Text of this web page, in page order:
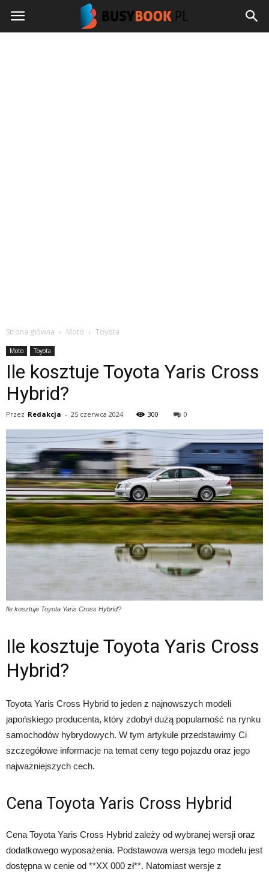
Strona główna Moto Toyota
Moto Toyota
Ile kosztuje Toyota Yaris Cross
Hybrid?
Przez Redakcja - 25 czerwca 2024 300 0
Ile kosztuje Toyota Yaris Cross Hybrid?
Ile kosztuje Toyota Yaris Cross
Hybrid?
Toyota Yaris Cross Hybrid to jeden z najnowszych modeli
japońskiego producenta, który zdobył dużą popularność na rynku
samochodów hybrydowych. W tym artykule przedstawimy Ci
szczegółowe informacje na temat ceny tego pojazdu oraz jego
najważniejszych cech.
Cena Toyota Yaris Cross Hybrid
Cena Toyota Yaris Cross Hybrid zależy od wybranej wersji oraz
dodatkowego wyposażenia. Podstawowa wersja tego modelu jest
dostępna w cenie od **XX 000 zł**. Natomiast wersje z